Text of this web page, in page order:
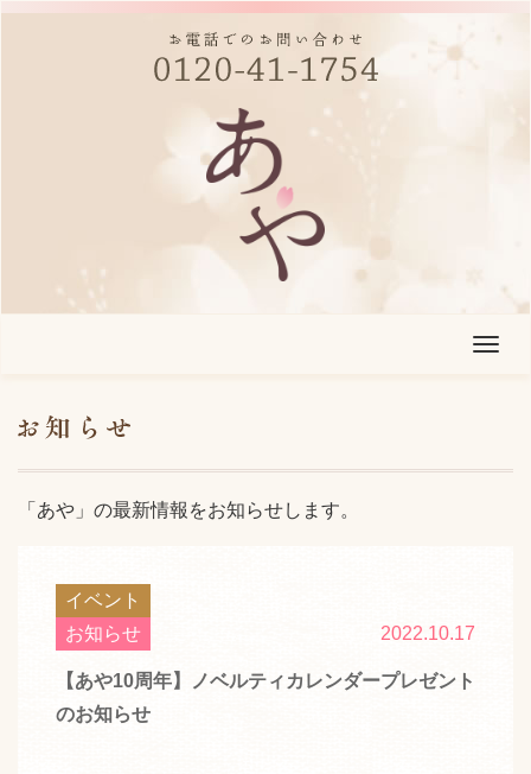
T
「あや」の最新情報をお知らせします。
イベント
お知らせ
2022.10.17
【あや10周年】ノベルティカレンダープレゼント
のお知らせ